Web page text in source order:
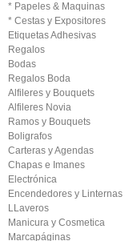
* Papeles & Maquinas
* Cestas y Expositores
Etiquetas Adhesivas
Regalos
Bodas
Regalos Boda
Alfileres y Bouquets
Alfileres Novia
Ramos y Bouquets
Boligrafos
Carteras y Agendas
Chapas e Imanes
Electrónica
Encendedores y Linternas
LLaveros
Manicura y Cosmetica
Marcapáginas